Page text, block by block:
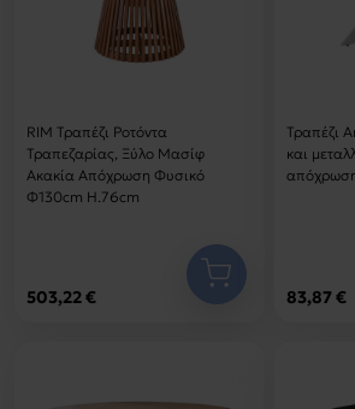
RIM Τραπέζι Ροτόντα
Τραπεζαρίας, Ξύλο Μασίφ
Ακακία Απόχρωση Φυσικό
Φ130cm H.76cm
503,22 €
Τραπέζι
και
83,87 €